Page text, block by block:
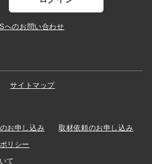
へのお問い合わせ
サイトマップ
お申し込み
取材依頼のお申し込み
リシー
て